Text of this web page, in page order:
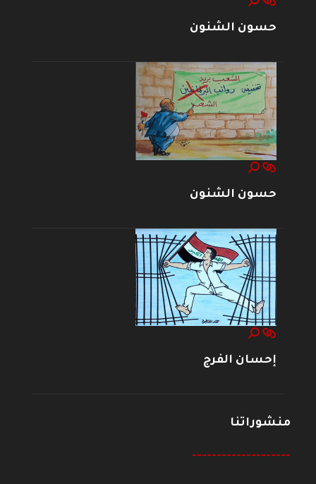
حسون الشنون
حسون الشنون
إحسان الفرج
منشوراتنا
--------------------